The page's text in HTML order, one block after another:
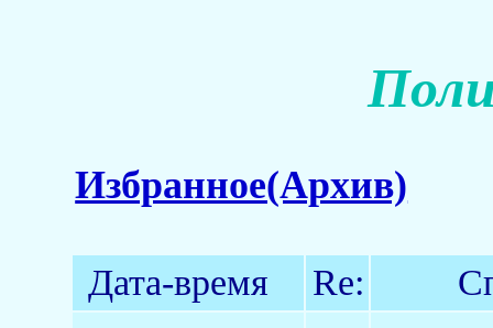
Избранное(Архив)
Дата-время Re: